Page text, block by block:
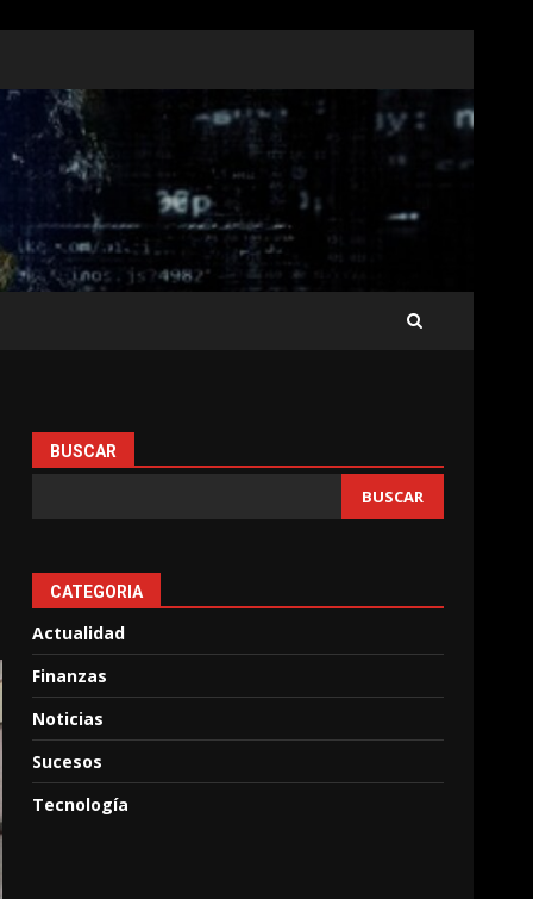
BUSCAR
BUSCAR
CATEGORIA
Actualidad
Finanzas
Noticias
Sucesos
Tecnología